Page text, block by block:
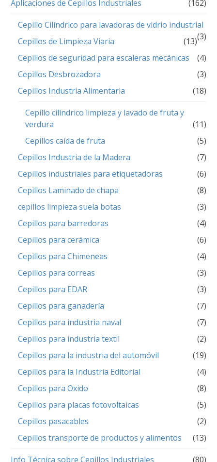
Aplicaciones de Cepillos Industriales (162)
Cepillo Cilíndrico para lavadoras de vidrio industrial
(3)
Cepillos de Limpieza Viaria
(13)
Cepillos de seguridad para escaleras mecánicas
(4)
Cepillos Desbrozadora
(3)
Cepillos Industria Alimentaria
(18)
Cepillo cilíndrico limpieza y lavado de fruta y
verdura
(11)
Cepillos caída de fruta
(5)
Cepillos Industria de la Madera
(7)
Cepillos industriales para etiquetadoras
(6)
Cepillos Laminado de chapa
(8)
cepillos limpieza suela botas
(3)
Cepillos para barredoras
(4)
Cepillos para cerámica
(6)
Cepillos para Chimeneas
(4)
Cepillos para correas
(3)
Cepillos para EDAR
(3)
Cepillos para ganadería
(7)
Cepillos para industria naval
(7)
Cepillos para industria textil
(2)
Cepillos para la industria del automóvil
(19)
Cepillos para la Industria Editorial
(4)
Cepillos para Oxido
(8)
Cepillos para placas fotovoltaicas
(5)
Cepillos pasacables
(2)
Cepillos transporte de productos y alimentos
(13)
Info Técnica sobre Cepillos Industriales (80)